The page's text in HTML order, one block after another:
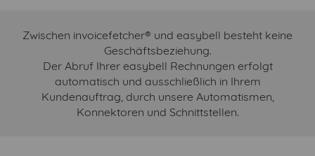
Zwischen invoicefetcher® und easybell besteht keine
Geschäftsbeziehung.
Der Abruf Ihrer easybell Rechnungen erfolgt
automatisch und ausschließlich in Ihrem
Kundenauftrag, durch unsere Automatismen,
Konnektoren und Schnittstellen.